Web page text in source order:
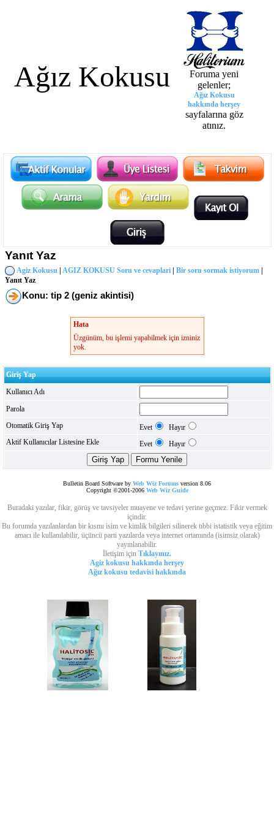
Ağız Kokusu
Foruma yeni
gelenler;
Ağız Kokusu
hakkında herşey
sayfalarına göz
atınız.
Yanıt Yaz
Agiz Kokusu| AGIZ KOKUSU Soru ve cevaplari| Bir soru sormak istiyorum|
Yanıt Yaz
Konu: tip 2 (geniz akintisi)
Hata
Üzgünüm, bu işlemi yapabilmek için izniniz
yok.
Giriş Yap
Kullanıcı Adı
Parola
Otomatik Giriş Yap
Evet
Hayır
Aktif Kullanıcılar Listesine Ekle
Evet Hayır
Bulletin Board Software by Web Wiz Forums version 8.06
Copyright ©2001-2006 Web Wiz Guide
Buradaki yazılar, fikir, görüş ve tavsiyeler muayene ve tedavi yerine geçmez. Fikir vermek
içindir.
Bu forumda yazılanlardan bir kısmı isim ve kimlik bilgileri silinerek tıbbi istatistik veya eğitim
amacı ile kullanılabilir, üçüncü parti yazılarda veya internet ortamında (isimsiz olarak)
yayınlanabilir.
İletişim için Tıklayınız.
Agiz kokusu hakkında herşey
Ağız kokusu tedavisi hakkında